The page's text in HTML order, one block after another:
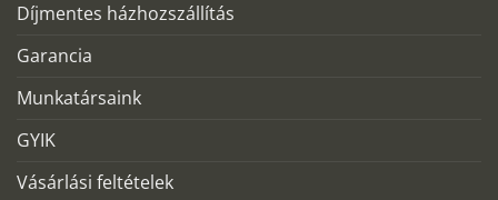
Díjmentes házhozszállítás
Garancia
Munkatársaink
GYIK
Vásárlási feltételek